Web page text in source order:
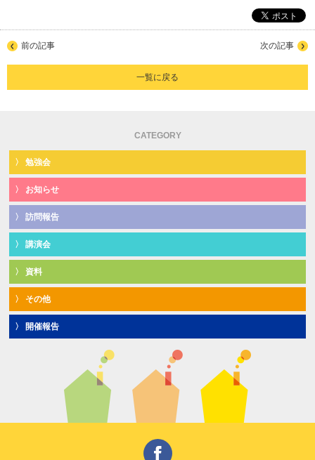
前の記事
一覧に戻る
次の記事
CATEGORY
勉強会
お知らせ
訪問報告
講演会
資料
その他
開催報告